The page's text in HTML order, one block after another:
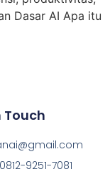
Dasar AI Apa itu
Touch
9251-7081